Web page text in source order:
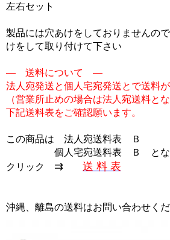
左右セット
製品には穴あけをしておりませんの
けをして取り付けて下さい
― 送料について ―
法人宛発送と個人宅宛発送とで送料が
（営業所止めの場合は法人宛送料とな
下記送料表をご確認願います。
この商品は 法人宛送料表 Ｂ
個人宅宛送料表 Ｂ
とな
クリック ⇉ 送 料 表
沖縄、離島の送料はお問い合わせく